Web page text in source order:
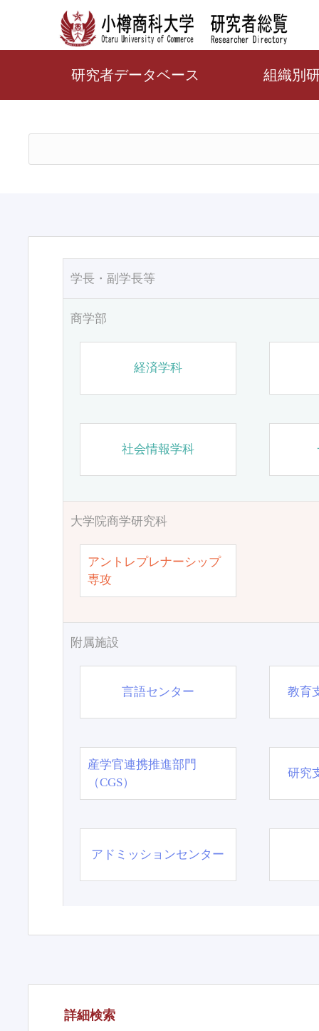
研究者データベース 組織別
学長・副学長等
商学部
経済学科
社会情報学科
大学院商学研究科
アントレプレナーシップ
専攻
附属施設
言語センター 教育
産学官連携推進部門
（CGS）
研究
アドミッションセンター
詳細検索